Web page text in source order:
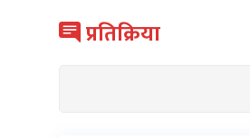
प्रतिक्रिया